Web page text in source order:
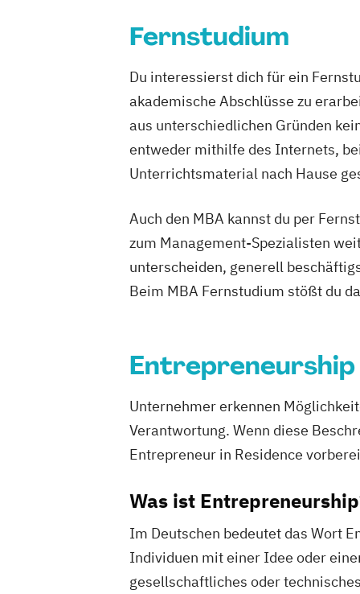
Fernstudium
Du interessierst dich für ein
akademische Abschlüsse zu
aus unterschiedlichen Gründen
entweder mithilfe des Internets,
Unterrichtsmaterial nach Hause
Auch den MBA kannst du per
zum Management-Spezialisten
unterscheiden, generell
Beim MBA Fernstudium stößt du
Entrepreneurship
Unternehmer erkennen
Verantwortung. Wenn diese
Entrepreneur in Residence
Was ist
Im Deutschen bedeutet das Wort
Individuen mit einer Idee oder
gesellschaftliches oder